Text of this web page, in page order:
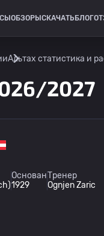
ОБЗОРЫ СКАЧАТЬ БЛОГ
Альтах статистика и
2027
Основан
1929
Тренер
Ognjen Zaric